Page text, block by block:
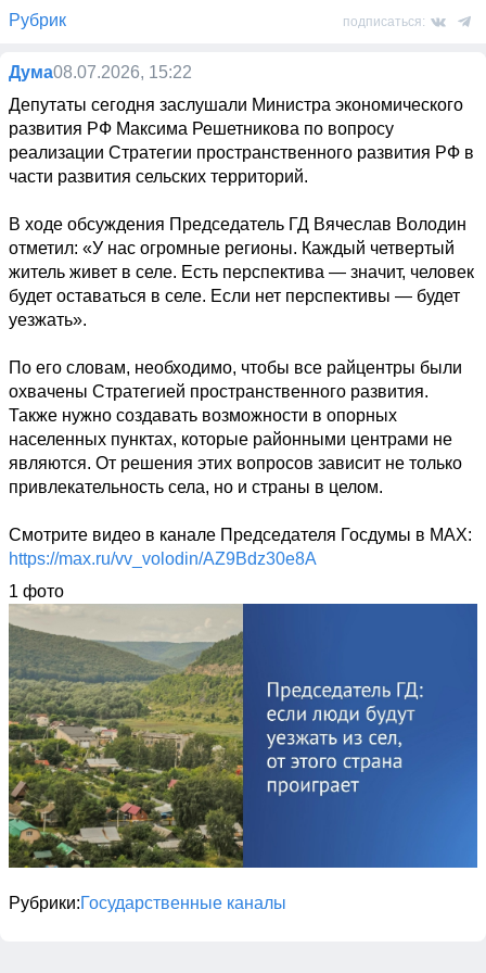
Рубрик подписаться:
Дума08.07.2026, 15:22
Депутаты сегодня заслушали Министра экономического
развития РФ Максима Решетникова по вопросу
реализации Стратегии пространственного развития РФ в
части развития сельских территорий.
В ходе обсуждения Председатель ГД Вячеслав Володин
отметил: «У нас огромные регионы. Каждый четвертый
житель живет в селе. Есть перспектива — значит, человек
будет оставаться в селе. Если нет перспективы — будет
уезжать».
По его словам, необходимо, чтобы все райцентры были
охвачены Стратегией пространственного развития.
Также нужно создавать возможности в опорных
населенных пунктах, которые районными центрами не
являются. От решения этих вопросов зависит не только
привлекательность села, но и страны в целом.
https://max.ru/vv_volodin/AZ9Bdz30e8A
1 фото
Рубрики Государственные каналы